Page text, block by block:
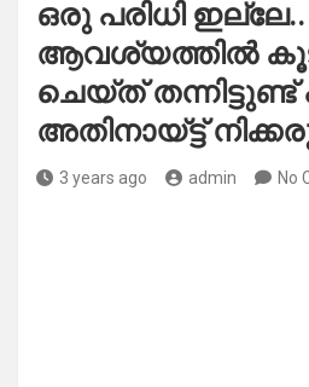
ഒരു പരിധി ഇല്ലേ..
ആവശ്യത്തിൽ
ചെയ്ത് തന്നിട്ടുണ്ട്
അതിനായ്ട്ട്
3 years ago admin No